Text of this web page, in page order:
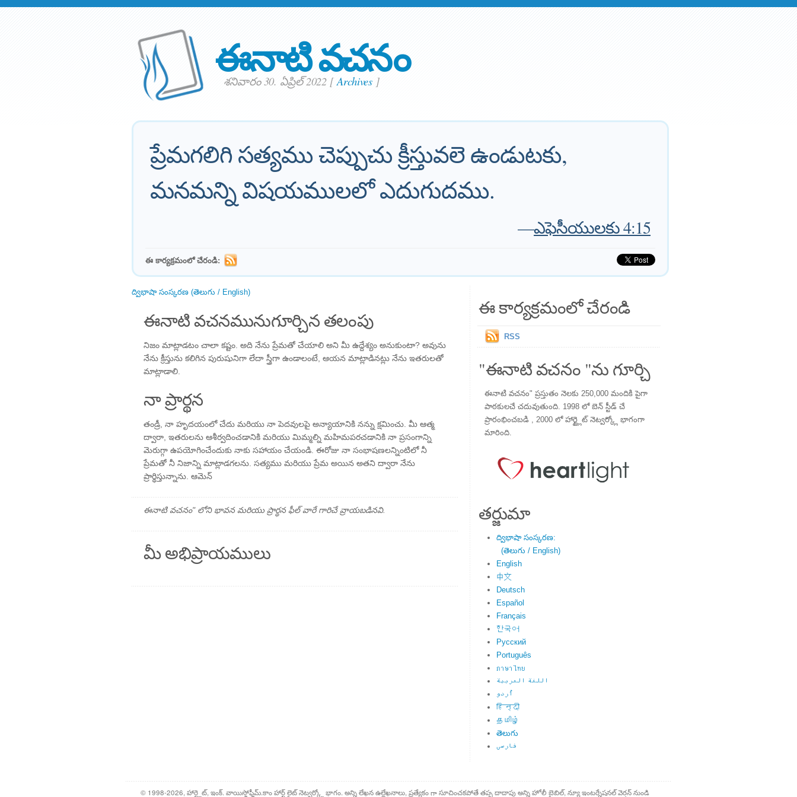
ఈనాటి వచనం
శనివారం 30. ఏప్రిల్ 2022 [Archives ]
ప్రేమగలిగి సత్యము చెప్పుచు క్రీస్తువలె ఉండుటకు,
మనమన్ని విషయములలో ఎదుగుదము.
—ఎఫెసీయులకు 4:15
ఈ కార్యక్రమంలో చేరండి:
ద్విభాషా సంస్కరణ (తెలుగు / English)
ఈనాటి వచనమునుగూర్చిన తలంపు
నిజం మాట్లాడటం చాలా కష్టం. అది నేను ప్రేమతో చేయాలి అని మీ ఉద్దేశ్యం అనుకుంటా? అవును
నేను క్రీస్తును కలిగిన పురుషునిగా లేదా స్త్రీగా ఉండాలంటే, ఆయన మాట్లాడినట్లు నేను ఇతరులతో
మాట్లాడాలి.
నా ప్రార్థన
తండ్రీ, నా హృదయంలో చేదు మరియు నా పెదవులపై అన్యాయానికి నన్ను క్షమించు. మీ ఆత్మ
ద్వారా, ఇతరులను ఆశీర్వదించడానికి మరియు మిమ్మల్ని మహిమపరచడానికి నా ప్రసంగాన్ని
మెరుగ్గా ఉపయోగించేందుకు నాకు సహాయం చేయండి. ఈరోజు నా సంభాషణలన్నింటిలో నీ
ప్రేమతో నీ నిజాన్ని మాట్లాడగలను. సత్యము మరియు ప్రేమ అయిన అతని ద్వారా నేను
ప్రార్థిస్తున్నాను. ఆమెన్
ఈనాటి వచనం" లోని భావన మరియు ప్రార్థన ఫీల్ వారే గారిచే వ్రాయబడినవి.
మీ అభిప్రాయములు
ఈ కార్యక్రమంలో చేరండి
RSS
"ఈనాటి వచనం "ను గూర్చి
ఈనాటి వచనం" ప్రస్తుతం నెలకు 250,000 మందికి పైగా
పాఠకులచే చదువుతుంది. 1998 లో బెన్ స్టీడ్ చే
ప్రారంభించబడి , 2000 లో హార్ట్లైట్ నెట్వర్క్లో భాగంగా
మారింది.
తర్జుమా
ద్విభాషా సంస్కరణ:
(తెలుగు / English)
English
中文
Deutsch
Español
Français
한국어
Русский
Português
ภาษาไทย
اللغة العربية
اُردو
हिन्दी
தமிழ்
తెలుగు
فارسی
© 1998-2026, హార్ట్లైట్, ఇంక్. వాయిస్హోఫ్హీమ్.కాం హార్ట్ లైట్ నెట్వర్క్లో భాగం. అన్ని లేఖన ఉల్లేఖనాలు, ప్రత్యేకం గా సూచించకపోతే తప్ప దాదాపు అన్ని హోలీ బైబిల్, న్యూ ఇంటర్నేషనల్ వెర్షన్ నుండి